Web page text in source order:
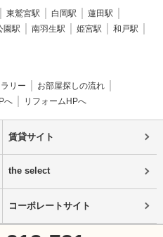
東鷲宮駅 白岡駅
蓮田駅
園駅 南羽生駅 姫宮駅
和戸駅
リー
お部屋探しの流れ
へ リフォームHPへ
賃貸サイト
the select
コーポレートサイト